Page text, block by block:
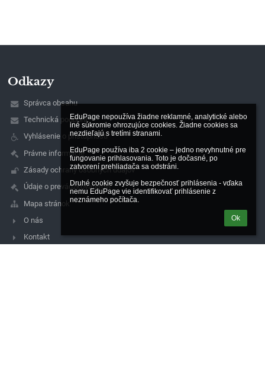
EduPage nepoužíva žiadne reklamné, analytické alebo
iné súkromie ohrozujúce cookies. Žiadne cookies sa
nezdieľajú s tretími stranami.
EduPage používa iba 2 cookie – jedno nevyhnutné pre
fungovanie prihlasovania. Toto je dočasné, po
zatvorení prehliadača sa odstráni.
Druhé cookie zvyšuje bezpečnosť prihlásenia - vďaka
nemu EduPage vie identifikovať prihlásenie z
neznámeho počítača.
Ok
Odkazy
Správca obsahu
Technická podpora
Vyhlásenie o prístupnosti
Právne informácie
Zásady ochrany osobných údajov
Údaje o prevádzkovateľovi
Mapa stránok
O nás
Kontakt